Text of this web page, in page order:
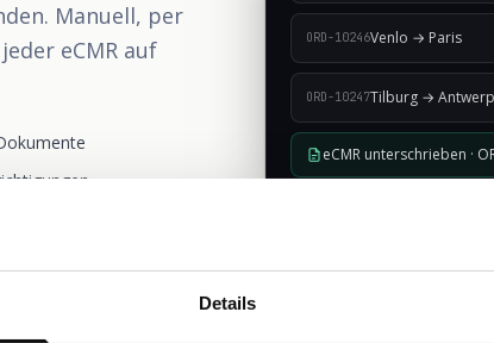
Details
Manuell, per
eCMR auf
ORD-10246Venlo → Paris
ORD-10247Tilburg →
eCMR unterschrieben ·